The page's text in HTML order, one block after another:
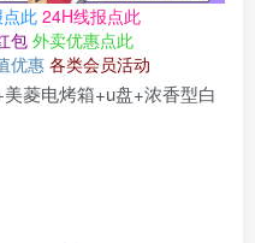
此 24H线报点此
包外卖优惠点此
优惠 各类会员活动
菱电烤箱+u盘+浓香型白